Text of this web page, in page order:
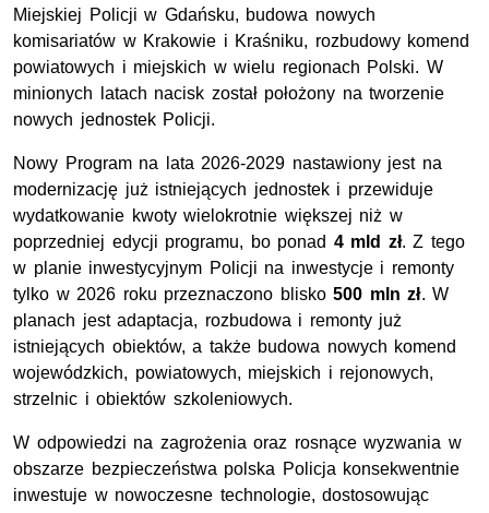
Miejskiej Policji w Gdańsku, budowa nowych
komisariatów w Krakowie i Kraśniku, rozbudowy komend
powiatowych i miejskich w wielu regionach Polski. W
minionych latach nacisk został położony na tworzenie
nowych jednostek Policji.
Nowy Program na lata 2026-2029 nastawiony jest na
modernizację już istniejących jednostek i przewiduje
wydatkowanie kwoty wielokrotnie większej niż w
poprzedniej edycji programu, bo ponad 4 mld zł. Z tego
w planie inwestycyjnym Policji na inwestycje i remonty
tylko w 2026 roku przeznaczono blisko500 mln zł. W
planach jest adaptacja, rozbudowa i remonty już
istniejących obiektów, a także budowa nowych komend
wojewódzkich, powiatowych, miejskich i rejonowych,
strzelnic i obiektów szkoleniowych.
W odpowiedzi na zagrożenia oraz rosnące wyzwania w
obszarze bezpieczeństwa polska Policja konsekwentnie
inwestuje w nowoczesne technologie, dostosowując